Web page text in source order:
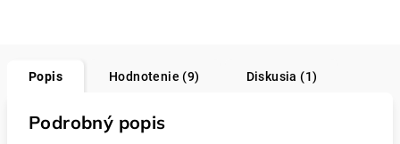
Popis Hodnotenie (9) Diskusia (1)
Podrobný popis